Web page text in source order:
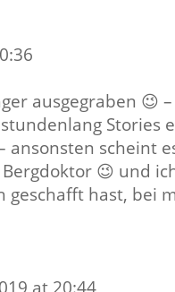
ausgegraben 😉
Stories
ansonsten scheint
😉 und
geschafft hast, bei
at 20:44